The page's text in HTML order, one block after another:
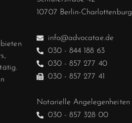
10707 Berlin-Charlottenburg
info@advocatae.de
030 - 844 188 63
030 - 857 277 40
030 - 857 277 41
Notarielle Angelegenheiten
030 - 857 328 00